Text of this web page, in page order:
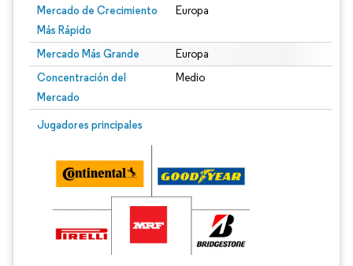
Mercado de Crecimiento
Más Rápido
Europa
Mercado Más Grande Europa
Concentración del
Mercado
Medio
Jugadores principales
Imagen © Mordor Intelligence. El uso requiere atribución según CC BY 4.0.